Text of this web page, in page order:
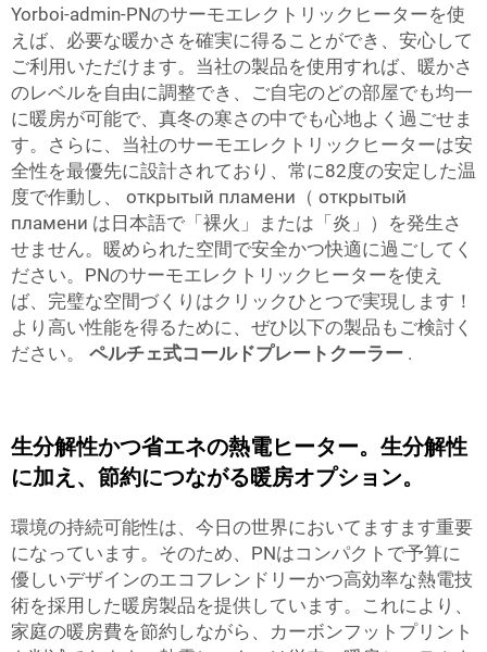
Yorboi-admin-PNのサーモエレクトリックヒーターを使
えば、必要な暖かさを確実に得ることができ、安心して
ご利用いただけます。当社の製品を使用すれば、暖かさ
のレベルを自由に調整でき、ご自宅のどの部屋でも均一
に暖房が可能で、真冬の寒さの中でも心地よく過ごせま
す。さらに、当社のサーモエレクトリックヒーターは安
全性を最優先に設計されており、常に82度の安定した温
度で作動し、 открытый пламени（ открытый
пламени は日本語で「裸火」または「炎」）を発生さ
せません。暖められた空間で安全かつ快適に過ごしてく
ださい。PNのサーモエレクトリックヒーターを使え
ば、完璧な空間づくりはクリックひとつで実現します！
より高い性能を得るために、ぜひ以下の製品もご検討く
ださい。 ペルチェ式コールドプレートクーラー .
生分解性かつ省エネの熱電ヒーター。生分解性
に加え、節約につながる暖房オプション。
環境の持続可能性は、今日の世界においてますます重要
になっています。そのため、PNはコンパクトで予算に
優しいデザインのエコフレンドリーかつ高効率な熱電技
術を採用した暖房製品を提供しています。これにより、
家庭の暖房費を節約しながら、カーボンフットプリント